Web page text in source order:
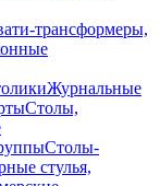
трансформеры,
Журнальные
Столы,
Столы-
стулья,